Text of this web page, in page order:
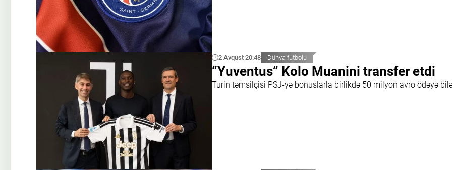
2 Avqust 20:48 Dünya futbolu
“Yuventus” Kolo Muanini transfer etdi
Turin təmsilçisi PSJ-yə bonuslarla birlikdə 50 milyon avro ödəyə